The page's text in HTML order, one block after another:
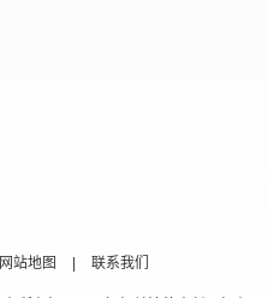
网站地图 联系我们